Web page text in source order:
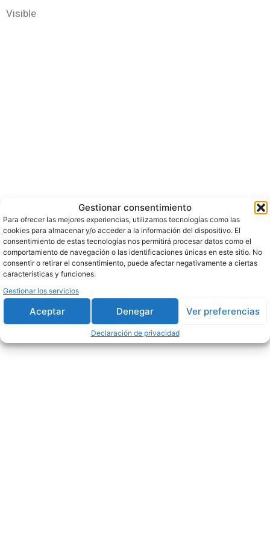
Gestionar consentimiento
Para ofrecer las mejores experiencias, utilizamos tecnologías como las
cookies para almacenar y/o acceder a la información del dispositivo. El
consentimiento de estas tecnologías nos permitirá procesar datos como el
comportamiento de navegación o las identificaciones únicas en este sitio. No
consentir o retirar el consentimiento, puede afectar negativamente a ciertas
características y funciones.
Gestionar los servicios
Aceptar Denegar Ver preferencias
Declaración de privacidad
Visible